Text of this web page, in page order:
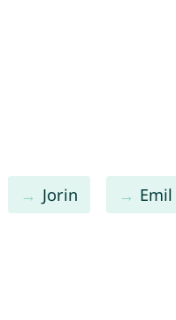
Jorin Emil